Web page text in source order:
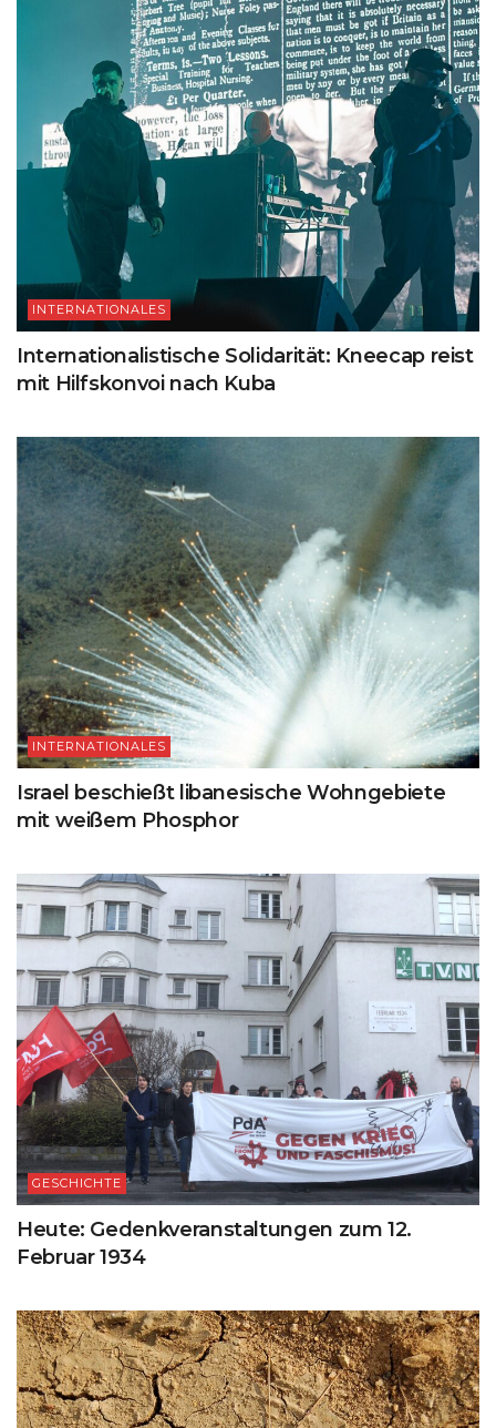
INTERNATIONALES
Internationalistische Solidarität: Kneecap reist
mit Hilfskonvoi nach Kuba
INTERNATIONALES
Israel beschießt libanesische Wohngebiete
mit weißem Phosphor
GESCHICHTE
Heute: Gedenkveranstaltungen zum 12.
Februar 1934